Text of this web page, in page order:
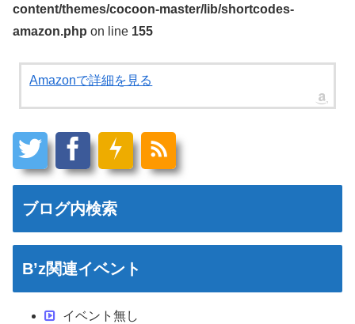
content/themes/cocoon-master/lib/shortcodes-
amazon.php on line 155
Amazonで詳細を見る
ブログ内検索
B’z関連イベント
イベント無し